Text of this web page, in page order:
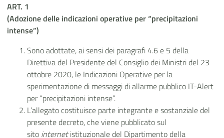
ART. 1
(Adozione delle indicazioni operative per “precipitazioni
intense”)
Sono adottate, ai sensi dei paragrafi 4.6 e 5 della
Direttiva del Presidente del Consiglio dei Ministri del 23
ottobre 2020, le Indicazioni Operative per la
sperimentazione di messaggi di allarme pubblico IT-Alert
per “precipitazioni intense”.
L’allegato costituisce parte integrante e sostanziale del
presente decreto, che viene pubblicato sul
sito internetistituzionale del Dipartimento della